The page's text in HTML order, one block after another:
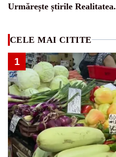
Urmărește știrile
CELE MAI CITITE
1